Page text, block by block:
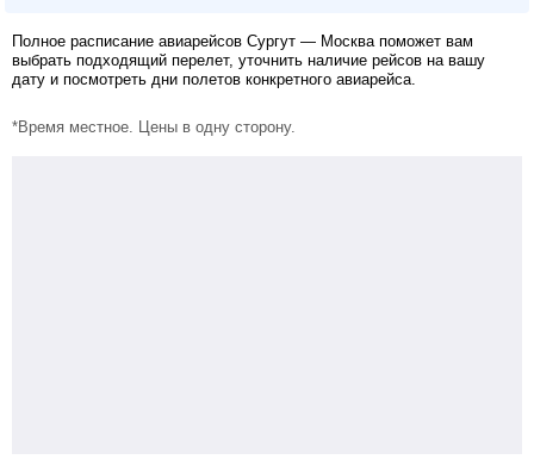
Полное расписание авиарейсов Сургут — Москва поможет вам
выбрать подходящий перелет, уточнить наличие рейсов на вашу
дату и посмотреть дни полетов конкретного авиарейса.
*Время местное. Цены в одну сторону.